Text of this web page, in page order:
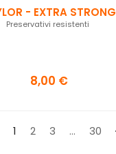
- EXTRA STRONG
Preservativi resistenti
8,00 €
1 2 3 … 30